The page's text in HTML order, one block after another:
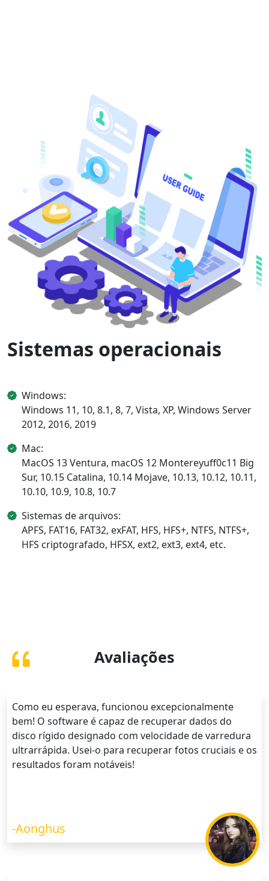
Sistemas operacionais
Windows:
Windows 11, 10, 8.1, 8, 7, Vista, XP, Windows Server
2012, 2016, 2019
Mac:
MacOS 13 Ventura, macOS 12 Montereyuff0c11 Big
Sur, 10.15 Catalina, 10.14 Mojave, 10.13, 10.12, 10.11,
10.10, 10.9, 10.8, 10.7
Sistemas de arquivos:
APFS, FAT16, FAT32, exFAT, HFS, HFS+, NTFS, NTFS+,
HFS criptografado, HFSX, ext2, ext3, ext4, etc.
Avaliações
Como eu esperava, funcionou excepcionalmente
bem! O software é capaz de recuperar dados do
disco rígido designado com velocidade de varredura
ultrarrápida. Usei-o para recuperar fotos cruciais e os
resultados foram notáveis!
-Aonghus